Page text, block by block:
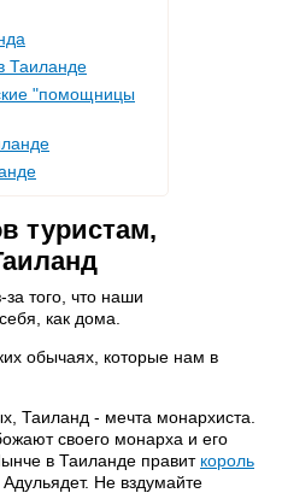
Таиланде
"помощницы
туристам,
того, что наши
как дома.
обычаях, которые нам в
Таиланд - мечта монархиста.
своего монарха и его
в Таиланде правит король
Не вздумайте